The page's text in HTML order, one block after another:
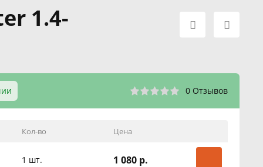
1.4-
0 Отзывов
Кол-во Цена
1 шт. 1 080 р.